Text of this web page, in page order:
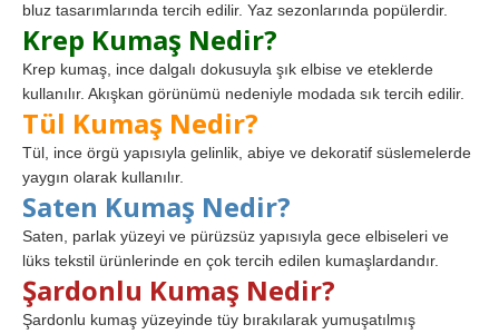
bluz tasarımlarında tercih edilir. Yaz sezonlarında popülerdir.
Krep Kumaş Nedir?
Krep kumaş, ince dalgalı dokusuyla şık elbise ve eteklerde
kullanılır. Akışkan görünümü nedeniyle modada sık tercih edilir.
Tül Kumaş Nedir?
Tül, ince örgü yapısıyla gelinlik, abiye ve dekoratif süslemelerde
yaygın olarak kullanılır.
Saten Kumaş Nedir?
Saten, parlak yüzeyi ve pürüzsüz yapısıyla gece elbiseleri ve
lüks tekstil ürünlerinde en çok tercih edilen kumaşlardandır.
Şardonlu Kumaş Nedir?
Şardonlu kumaş yüzeyinde tüy bırakılarak yumuşatılmış